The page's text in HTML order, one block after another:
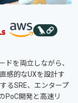
を両立しながら、
感的なUXを設計す
るSRE、エンタープ
PoC開発と高速リ